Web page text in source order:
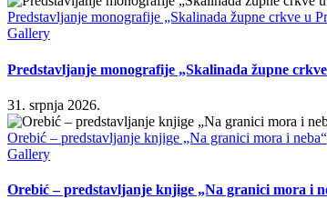
Predstavljanje monografije „Skalinada župne crkve u
Gallery
Predstavljanje monografije „Skalinada župne
31. srpnja 2026.
Orebić – predstavljanje knjige „Na granici mora i neba“
Gallery
Orebić – predstavljanje knjige „Na granici mora i